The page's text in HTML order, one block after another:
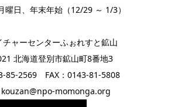
、年末年始（12/29 ～ 1/3）
チャーセンターふぉれすと鉱山
北海道登別市鉱山町8番地3
85-2569 FAX：0143-81-5808
momonga.org